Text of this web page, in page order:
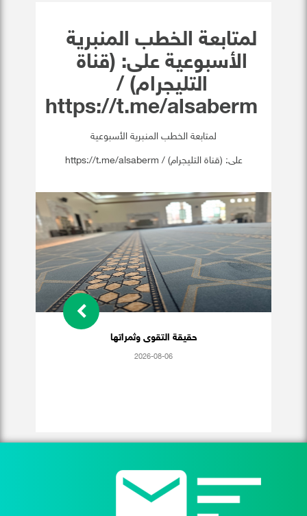
لمتابعة الخطب المنبرية
الأسبوعية على: (قناة
التليجرام) /
https://t.me/alsaberm
لمتابعة الخطب المنبرية الأسبوعية
على: (قناة التليجرام) / https://t.me/alsaberm
حقيقة التقوى وثمراتها
2026-08-06